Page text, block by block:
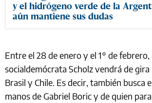
y el hidrógeno verde de la
aún mantiene sus dudas
Entre el 28 de enero y el 1° de febrero,
socialdemócrata Scholz vendrá de gira
Brasil y Chile. Es decir, también busca
manos de Gabriel Boric y de quien